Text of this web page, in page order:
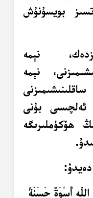
بويسۇنۇش
نېمە
نېمە
ئەلچىسى بۇنى
ھۆكۈملىرىگە
أُسْوَةٌ حَسَنَةٌ